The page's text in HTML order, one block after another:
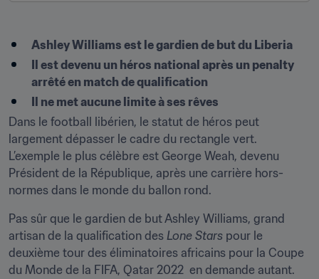
Ashley Williams est le gardien de but du Liberia
Il est devenu un héros national après un penalty
arrêté en match de qualification
Il ne met aucune limite à ses rêves
Dans le football libérien, le statut de héros peut
largement dépasser le cadre du rectangle vert.
L’exemple le plus célèbre est George Weah, devenu
Président de la République, après une carrière hors-
normes dans le monde du ballon rond.
Pas sûr que le gardien de but Ashley Williams, grand
artisan de la qualification des Lone Stars pour le
deuxième tour des éliminatoires africains pour la Coupe
du Monde de la FIFA, Qatar 2022  en demande autant.